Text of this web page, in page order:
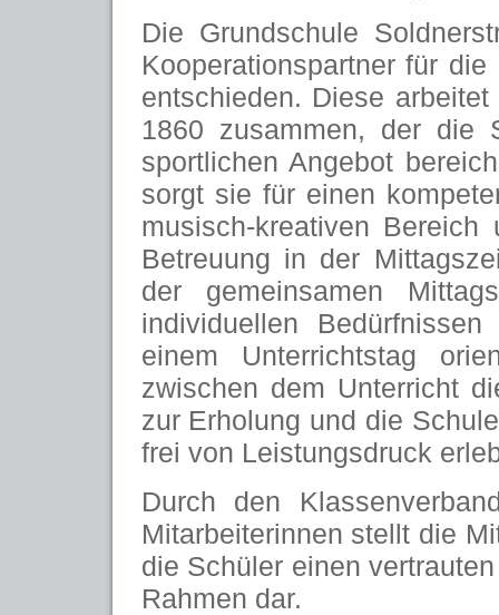
Die Grundschule
Kooperationspartner für
entschieden. Diese
1860 zusammen, der die
sportlichen Angebot
sorgt sie für einen
musisch-kreativen
Betreuung in der
der gemeinsamen
individuellen
einem Unterrichtstag
zwischen dem Unterricht
zur Erholung und die
frei von Leistungsdruck
Durch den
Mitarbeiterinnen stellt die
die Schüler einen
Rahmen dar.